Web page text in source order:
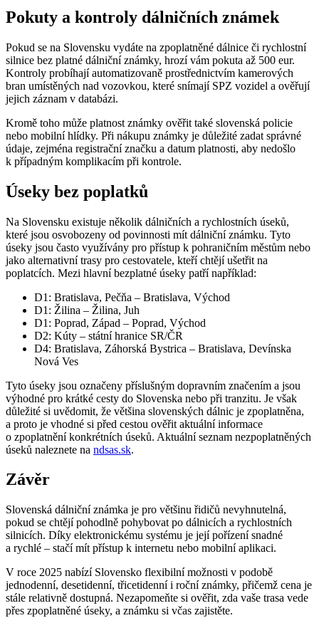
Pokuty a kontroly dálničních známek
Pokud se na Slovensku vydáte na zpoplatněné dálnice či rychlostní
silnice bez platné dálniční známky, hrozí vám pokuta až 500 eur.
Kontroly probíhají automatizovaně prostřednictvím kamerových
bran umístěných nad vozovkou, které snímají SPZ vozidel a ověřují
jejich záznam v databázi.
Kromě toho může platnost známky ověřit také slovenská policie
nebo mobilní hlídky. Při nákupu známky je důležité zadat správné
údaje, zejména registrační značku a datum platnosti, aby nedošlo
k případným komplikacím při kontrole.
Úseky bez poplatků
Na Slovensku existuje několik dálničních a rychlostních úseků,
které jsou osvobozeny od povinnosti mít dálniční známku. Tyto
úseky jsou často využívány pro přístup k pohraničním městům nebo
jako alternativní trasy pro cestovatele, kteří chtějí ušetřit na
poplatcích. Mezi hlavní bezplatné úseky patří například:
D1: Bratislava, Pečňa – Bratislava, Východ
D1: Žilina – Žilina, Juh
D1: Poprad, Západ – Poprad, Východ
D2: Kúty – státní hranice SR/ČR
D4: Bratislava, Záhorská Bystrica – Bratislava, Devínska
Nová Ves
Tyto úseky jsou označeny příslušným dopravním značením a jsou
výhodné pro krátké cesty do Slovenska nebo při tranzitu. Je však
důležité si uvědomit, že většina slovenských dálnic je zpoplatněna,
a proto je vhodné si před cestou ověřit aktuální informace
o zpoplatnění konkrétních úseků. Aktuální seznam nezpoplatněných
úseků naleznete na ndsas.sk.
Závěr
Slovenská dálniční známka je pro většinu řidičů nevyhnutelná,
pokud se chtějí pohodlně pohybovat po dálnicích a rychlostních
silnicích. Díky elektronickému systému je její pořízení snadné
a rychlé – stačí mít přístup k internetu nebo mobilní aplikaci.
V roce 2025 nabízí Slovensko flexibilní možnosti v podobě
jednodenní, desetidenní, třicetidenní i roční známky, přičemž cena je
stále relativně dostupná. Nezapomeňte si ověřit, zda vaše trasa vede
přes zpoplatněné úseky, a známku si včas zajistěte.